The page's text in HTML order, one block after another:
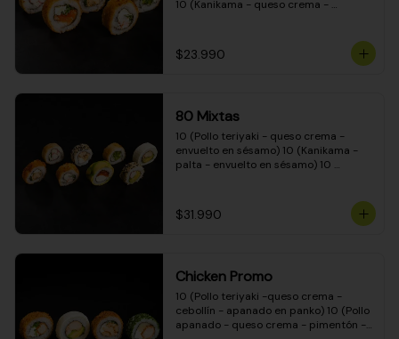
10 (Kanikama - queso crema -
crema - cebollín)
$23.990
80 Mixtas
10 (Pollo teriyaki - queso crema -
envuelto en sésamo) 10 (Kanikama -
palta - envuelto en sésamo) 10
envuelto en queso crema) 10
(Camarón - queso crema - cebollín -
teriyaki - queso crema - cebollín -
envuelto en masa tempura) 10
(Pimentón - queso crema - cebollín -
envuelto en masa tempura)
$31.990
Chicken Promo
10 (Pollo teriyaki -queso crema -
cebollín - apanado en panko) 10 (Pollo
apanado - queso crema - pimentón -